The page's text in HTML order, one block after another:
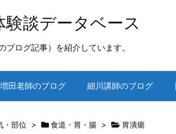
験談データベース
ブログ記事）を紹介しています。
増田老師のブログ 細川講師のブログ
・部位 > 食道・胃・腸 > 胃潰瘍